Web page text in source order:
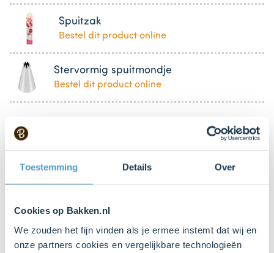
Toestemming Details Over
Cookies op Bakken.nl
We zouden het fijn vinden als je ermee instemt dat wij en
onze partners cookies en vergelijkbare technologieën
Spuitzak
Bestel dit product online
Stervormig spuitmondje
Bestel dit product online
Stappen